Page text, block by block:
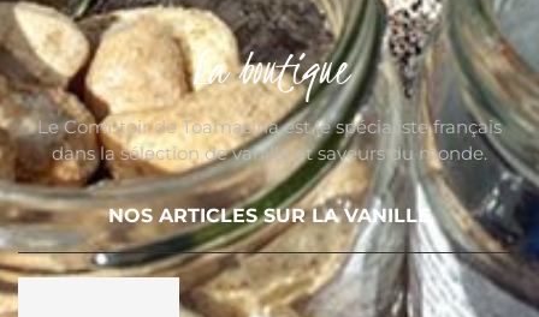
La boutique
Le Comptoir de Toamasina est le spécialiste français
dans la sélection de vanille et saveurs du monde.
NOS ARTICLES SUR LA VANILLE